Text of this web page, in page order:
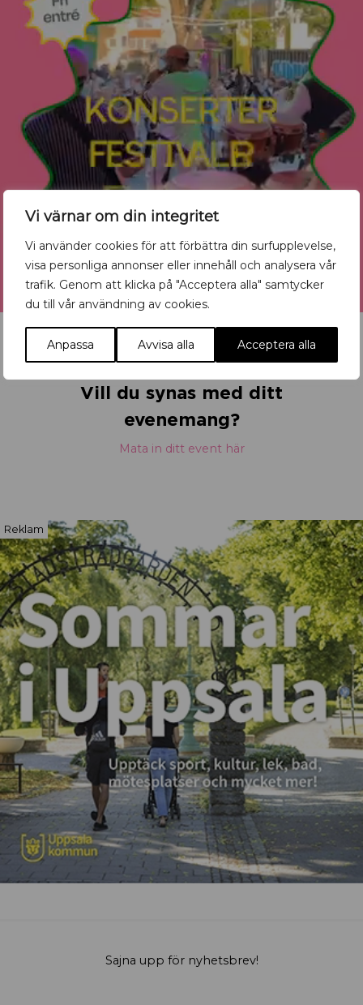
Vi värnar om din integritet
Vi använder cookies för att förbättra din surfupplevelse,
visa personliga annonser eller innehåll och analysera vår
trafik. Genom att klicka på "Acceptera alla" samtycker
du till vår användning av cookies.
Anpassa Avvisa alla Acceptera alla
Vill du synas med ditt
evenemang?
Mata in ditt event här
Reklam
Sajna upp för nyhetsbrev!